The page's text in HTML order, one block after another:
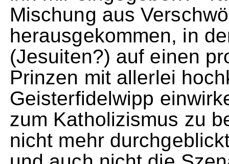
Mischung aus
herausgekommen, in
(Jesuiten?) auf einen
Prinzen mit allerlei
Geisterfidelwipp
zum Katholizismus zu
nicht mehr